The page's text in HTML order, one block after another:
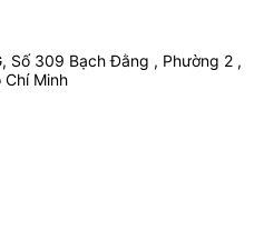
Số 309 Bạch Đằng , Phường 2 ,
Chí Minh